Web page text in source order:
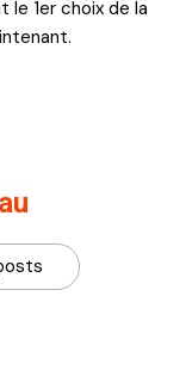
le 1er choix de la